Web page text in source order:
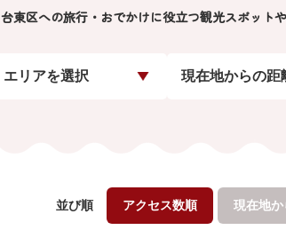
台東区への旅行・おでかけに役立つ観光スポット
エリアを選択 現在地からの距
並び順 アクセス数順 現在地か